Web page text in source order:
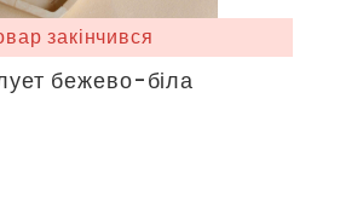
закінчився
бежево-біла